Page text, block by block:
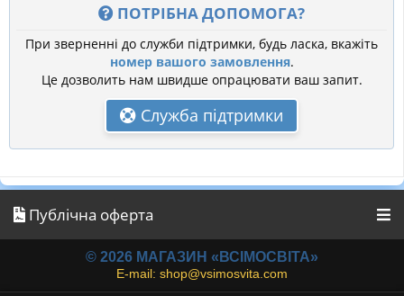
ПОТРІБНА ДОПОМОГА?
При зверненні до служби підтримки, будь ласка, вкажіть
номер вашого замовлення.
Це дозволить нам швидше опрацювати ваш запит.
Служба підтримки
Публічна оферта
© 2026 МАГАЗИН «ВСІМОСВІТА»
E-mail: shop@vsimosvita.com